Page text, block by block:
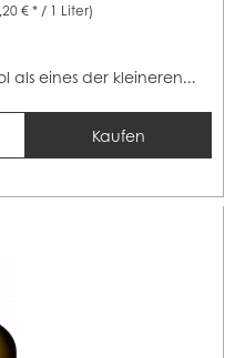
€ * / 1 Liter)
als eines der kleineren...
Kaufen